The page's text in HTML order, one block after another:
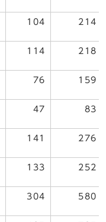
104 214
114 218
76 159
47 83
141 276
133 252
304 580